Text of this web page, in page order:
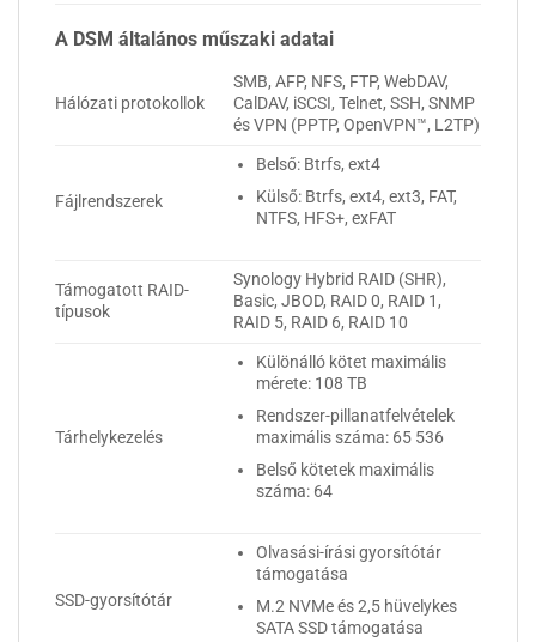
A DSM általános műszaki adatai
Hálózati protokollok
SMB, AFP, NFS, FTP, WebDAV,
CalDAV, iSCSI, Telnet, SSH, SNMP
és VPN (PPTP, OpenVPN™, L2TP)
Fájlrendszerek
Belső: Btrfs, ext4
Külső: Btrfs, ext4, ext3, FAT,
NTFS, HFS+, exFAT
Támogatott RAID-
típusok
Synology Hybrid RAID (SHR),
Basic, JBOD, RAID 0, RAID 1,
RAID 5, RAID 6, RAID 10
Tárhelykezelés
Különálló kötet maximális
mérete: 108 TB
Rendszer-pillanatfelvételek
maximális száma: 65 536
Belső kötetek maximális
száma: 64
SSD-gyorsítótár
Olvasási-írási gyorsítótár
támogatása
M.2 NVMe és 2,5 hüvelykes
SATA SSD támogatása